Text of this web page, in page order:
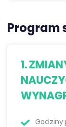
Program
1.